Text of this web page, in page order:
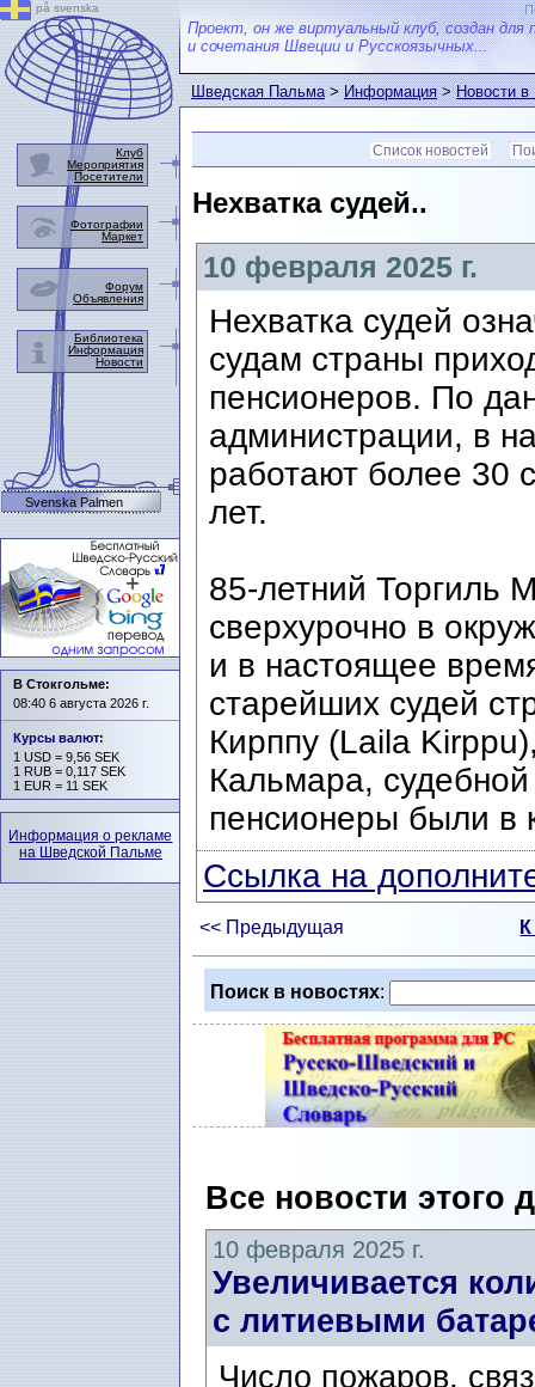
Проект, он же виртуальный клуб, создан для
и сочетания Швеции и Русскоязычных...
Шведская Пальма>Информация>Новости
Список новостей
Нехватка судей..
10 февраля 2025 г.
Нехватка судей
судам страны
пенсионеров. По
администрации, в
работают более 30
лет.
85-летний Торгиль
сверхурочно в
и в настоящее
старейших судей
Кирппу (Laila
Кальмара,
пенсионеры были в
Ссылка на
<< Предыдущая
Поиск в новостях:
Все новости этого
10 февраля 2025 г.
Увеличивается
с литиевыми
Число пожаров,
på svenska
Клуб
Мероприятия
Посетители
Фотографии
Маркет
Форум
Объявления
Библиотека
Информация
Новости
Svenska Palmen
В Стокгольме:
08:40 6 августа 2026 г.
Курсы валют:
1 USD = 9,56 SEK
1 RUB = 0,117 SEK
1 EUR = 11 SEK
Информация о рекламе
на Шведской Пальме